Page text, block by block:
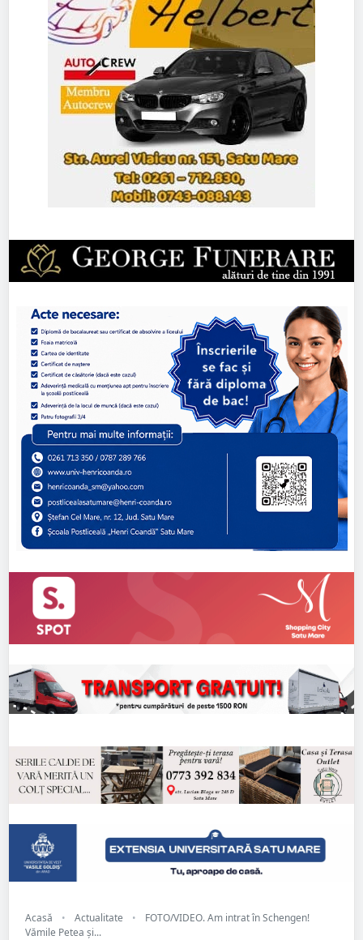
Acasă • Actualitate •
FOTO/VIDEO. Am intrat în Schengen!
Vămile Petea și...